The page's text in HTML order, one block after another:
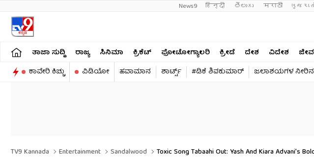
News9 हिन्दी తెలుగు मराठी
ತಾಜಾ ಸುದ್ದಿ ರಾಜ್ಯ ಸಿನಿಮಾ ಕ್ರಿಕೆಟ್​ ಫೋಟೋಗ್ಯಾಲರಿ ಕ್ರೀಡೆ ದೇಶ ವಿದೇಶ
ಕಾವೇರಿ ಕಿಚ್ಚು
ವಿಡಿಯೋ ಹವಾಮಾನ ಶಾರ್ಟ್ಸ್​ #ಡಿಕೆ ಶಿವಕುಮಾರ್​ ಜಲಾಶಯಗಳ
TV9 Kannada Entertainment Sandalwood Toxic Song Tabaahi Out: Yash And Kiara Advani’s